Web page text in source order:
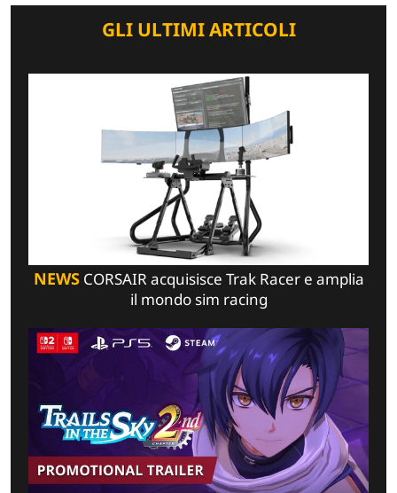
GLI ULTIMI ARTICOLI
NEWSCORSAIR acquisisce Trak Racer e amplia
il mondo sim racing